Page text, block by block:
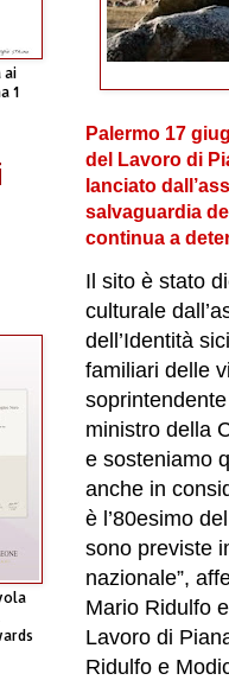
Palermo 17
del Lavoro di
lanciato
salvaguardia
continua a
Il sito è stato
culturale
dell’Identità
familiari delle
ministro della
e sosteniamo
anche in
è l’80esimo
sono previste
nazionale”,
Mario Ridulfo
Lavoro di
Ridulfo e
ai
1